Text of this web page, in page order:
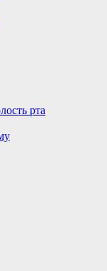
рта